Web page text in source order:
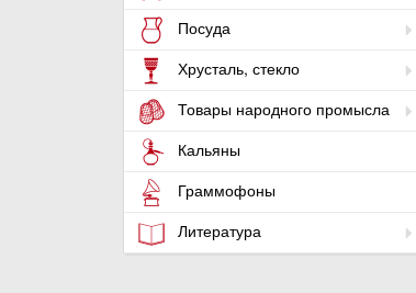
Посуда
Хрусталь, стекло
Товары народного промысла
Кальяны
Граммофоны
Литература